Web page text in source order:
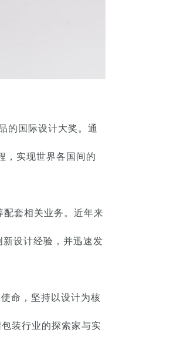
的国际设计大奖。通
，实现世界各国间的
套相关业务。近年来
设计经验，并迅速发
命，坚持以设计为核
装行业的探索家与实